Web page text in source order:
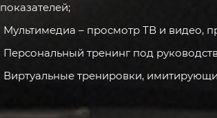
показателей;
Мультимедиа – просмотр ТВ и видео,
Персональный тренинг под
Виртуальные тренировки,